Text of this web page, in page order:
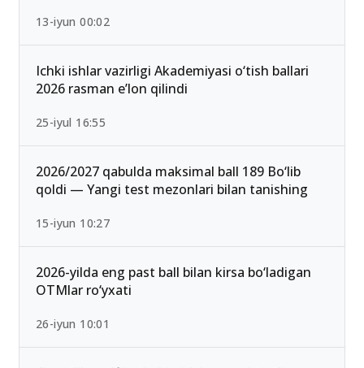
13-iyun 00:02
Ichki ishlar vazirligi Akademiyasi o‘tish ballari
2026 rasman e’lon qilindi
25-iyul 16:55
2026/2027 qabulda maksimal ball 189 Bo‘lib
qoldi — Yangi test mezonlari bilan tanishing
15-iyun 10:27
2026-yilda eng past ball bilan kirsa bo‘ladigan
OTMlar ro‘yxati
26-iyun 10:01